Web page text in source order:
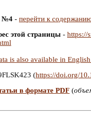
№4 - перейти к
этой страницы - https://
is also available in English
(https://doi.org/
в формате PDF (